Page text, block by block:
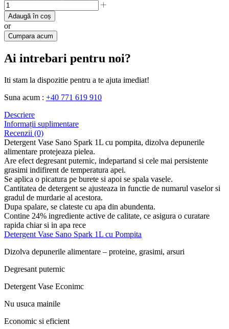
Adaugă în coș
or
Cumpara acum
Ai intrebari pentru noi?
Iti stam la dispozitie pentru a te ajuta imediat!
Suna acum : +40 771 619 910
Descriere
Informații suplimentare
Recenzii (0)
Detergent Vase Sano Spark 1L cu pompita, dizolva depunerile
alimentare protejeaza pielea.
Are efect degresant puternic, indepartand si cele mai persistente
grasimi indifirent de temperatura apei.
Se aplica o picatura pe burete si apoi se spala vasele.
Cantitatea de detergent se ajusteaza in functie de numarul vaselor si
gradul de murdarie al acestora.
Dupa spalare, se clateste cu apa din abundenta.
Contine 24% ingrediente active de calitate, ce asigura o curatare
rapida chiar si in apa rece
Detergent Vase Sano Spark 1L cu Pompita
Dizolva depunerile alimentare – proteine, grasimi, arsuri
Degresant puternic
Detergent Vase Econimc
Nu usuca mainile
Economic si eficient